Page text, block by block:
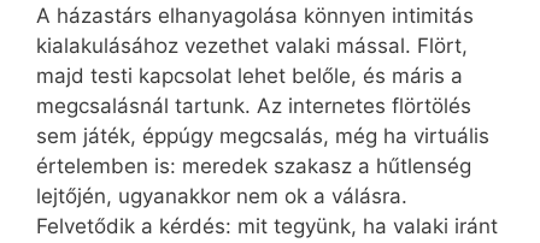
A házastárs elhanyagolása könnyen intimitás
kialakulásához vezethet valaki mással. Flört,
majd testi kapcsolat lehet belőle, és máris a
megcsalásnál tartunk. Az internetes flörtölés
sem játék, éppúgy megcsalás, még ha virtuális
értelemben is: meredek szakasz a hűtlenség
lejtőjén, ugyanakkor nem ok a válásra.
Felvetődik a kérdés: mit tegyünk, ha valaki iránt